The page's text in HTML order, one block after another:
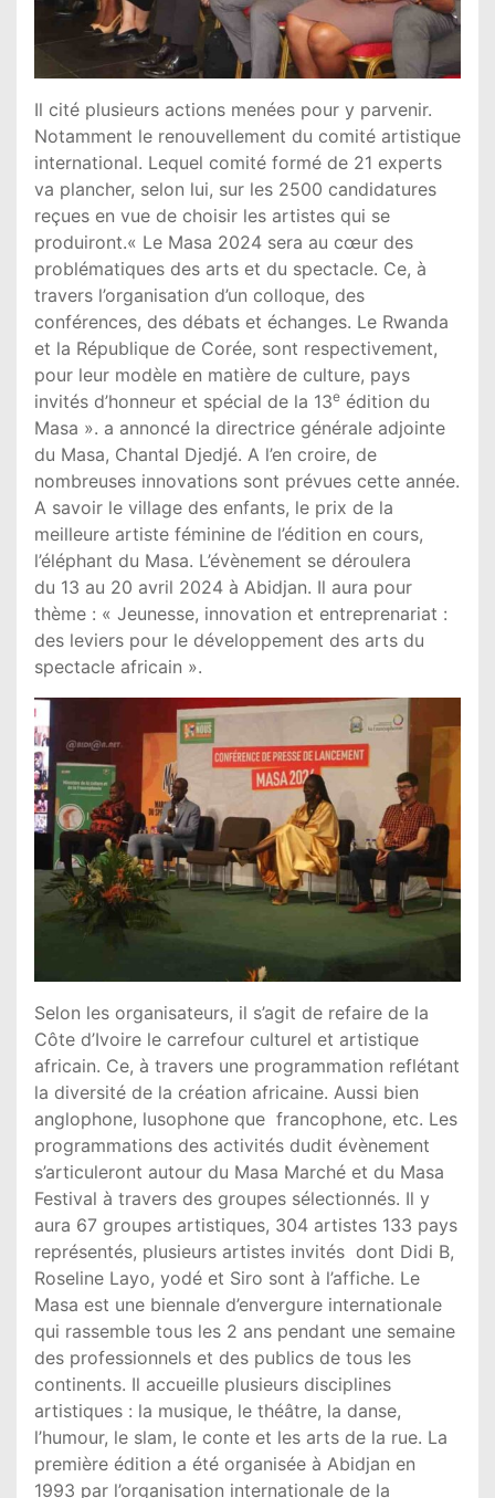
Il cité plusieurs actions menées pour y parvenir.
Notamment le renouvellement du comité artistique
international. Lequel comité formé de 21 experts
va plancher, selon lui, sur les 2500 candidatures
reçues en vue de choisir les artistes qui se
produiront.« Le Masa 2024 sera au cœur des
problématiques des arts et du spectacle. Ce, à
travers l’organisation d’un colloque, des
conférences, des débats et échanges. Le Rwanda
et la République de Corée, sont respectivement,
pour leur modèle en matière de culture, pays
invités d’honneur et spécial de la 13e édition du
Masa ». a annoncé la directrice générale adjointe
du Masa, Chantal Djedjé. A l’en croire, de
nombreuses innovations sont prévues cette année.
A savoir le village des enfants, le prix de la
meilleure artiste féminine de l’édition en cours,
l’éléphant du Masa. L’évènement se déroulera
du 13 au 20 avril 2024 à Abidjan. Il aura pour
thème : « Jeunesse, innovation et entreprenariat :
des leviers pour le développement des arts du
spectacle africain ».
Selon les organisateurs, il s’agit de refaire de la
Côte d’Ivoire le carrefour culturel et artistique
africain. Ce, à travers une programmation reflétant
la diversité de la création africaine. Aussi bien
anglophone, lusophone que francophone, etc. Les
programmations des activités dudit évènement
s’articuleront autour du Masa Marché et du Masa
Festival à travers des groupes sélectionnés. Il y
aura 67 groupes artistiques, 304 artistes 133 pays
représentés, plusieurs artistes invités dont Didi B,
Roseline Layo, yodé et Siro sont à l’affiche. Le
Masa est une biennale d’envergure internationale
qui rassemble tous les 2 ans pendant une semaine
des professionnels et des publics de tous les
continents. Il accueille plusieurs disciplines
artistiques : la musique, le théâtre, la danse,
l’humour, le slam, le conte et les arts de la rue. La
première édition a été organisée à Abidjan en
1993 par l’organisation internationale de la